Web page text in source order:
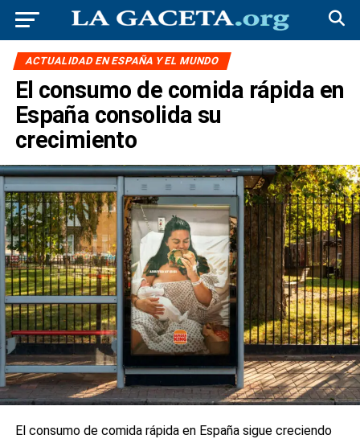
ACTUALIDAD EN ESPAÑA Y EL MUNDO
El consumo de comida rápida en
España consolida su
crecimiento
El consumo de comida rápida en España sigue creciendo